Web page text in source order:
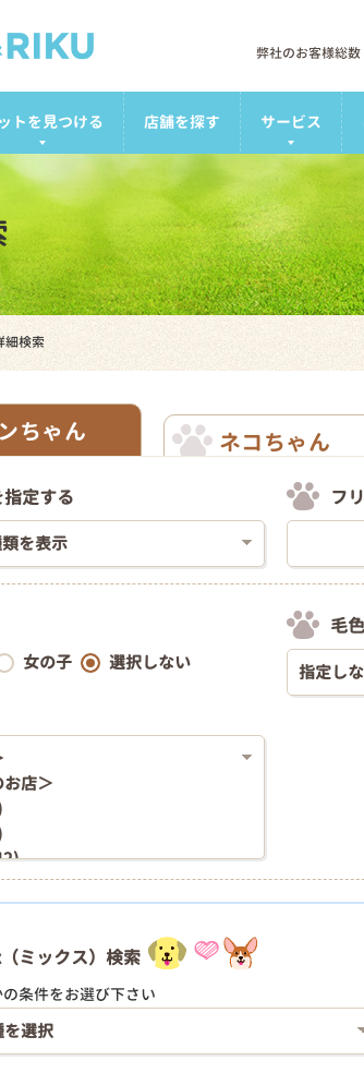
弊社のお客様総数
トを見つける 店舗を探す サービス
細検索
ちゃん ネコちゃん
定する フ
女の子 選択しない
毛色
ミックス）検索
条件をお選び下さい